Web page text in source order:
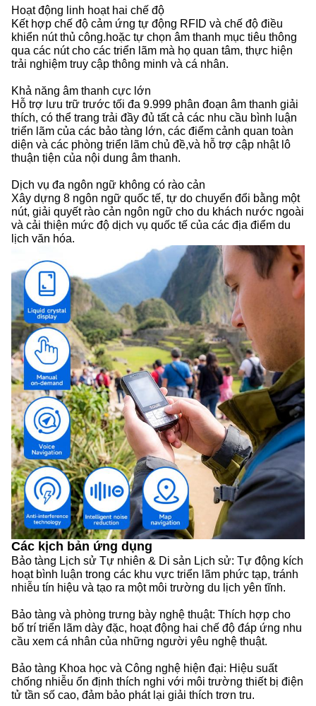
Hoạt động linh hoạt hai chế độ
Kết hợp chế độ cảm ứng tự động RFID và chế độ điều
khiển nút thủ công.hoặc tự chọn âm thanh mục tiêu thông
qua các nút cho các triển lãm mà họ quan tâm, thực hiện
trải nghiệm truy cập thông minh và cá nhân.
Khả năng âm thanh cực lớn
Hỗ trợ lưu trữ trước tối đa 9.999 phân đoạn âm thanh giải
thích, có thể trang trải đầy đủ tất cả các nhu cầu bình luận
triển lãm của các bảo tàng lớn, các điểm cảnh quan toàn
diện và các phòng triển lãm chủ đề,và hỗ trợ cập nhật lô
thuận tiện của nội dung âm thanh.
Dịch vụ đa ngôn ngữ không có rào cản
Xây dựng 8 ngôn ngữ quốc tế, tự do chuyển đổi bằng một
nút, giải quyết rào cản ngôn ngữ cho du khách nước ngoài
và cải thiện mức độ dịch vụ quốc tế của các địa điểm du
lịch văn hóa.
Các kịch bản ứng dụng
Bảo tàng Lịch sử Tự nhiên & Di sản Lịch sử: Tự động kích
hoạt bình luận trong các khu vực triển lãm phức tạp, tránh
nhiễu tín hiệu và tạo ra một môi trường du lịch yên tĩnh.
Bảo tàng và phòng trưng bày nghệ thuật: Thích hợp cho
bố trí triển lãm dày đặc, hoạt động hai chế độ đáp ứng nhu
cầu xem cá nhân của những người yêu nghệ thuật.
Bảo tàng Khoa học và Công nghệ hiện đại: Hiệu suất
chống nhiễu ổn định thích nghi với môi trường thiết bị điện
tử tần số cao, đảm bảo phát lại giải thích trơn tru.